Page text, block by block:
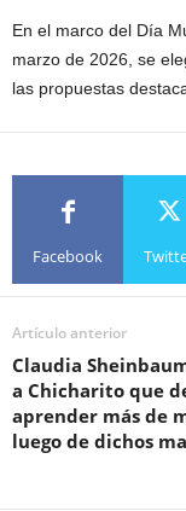
En el marco del Día
marzo de 2026, se
las propuestas
Facebook
Artículo anterior
Claudia
a Chicharito que
aprender más de
luego de dichos